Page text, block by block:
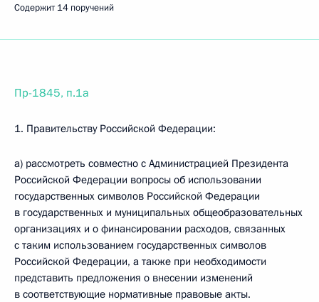
Содержит 14 поручений
Пр-1845, п.1а
1. Правительству Российской Федерации:
а) рассмотреть совместно с Администрацией Президента
Российской Федерации вопросы об использовании
государственных символов Российской Федерации
в государственных и муниципальных общеобразовательных
организациях и о финансировании расходов, связанных
с таким использованием государственных символов
Российской Федерации, а также при необходимости
представить предложения о внесении изменений
в соответствующие нормативные правовые акты.